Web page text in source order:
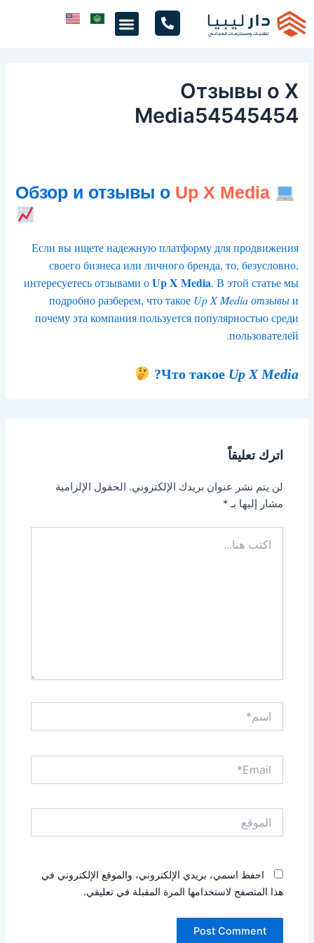
إلى
المحتوى
Menu
Отзывы о X
Media54545454
Обзор и отзывы о Up X Media
Если вы ищете надежную платформу для продвижения
своего бизнеса или личного бренда, то, безусловно,
интересуетесь отзывами оUp X Media. В этой статье мы
подробно разберем, что такое Up X Media отзывыи
почему эта компания пользуется популярностью среди
пользователей.
Что такое Up X Media
?
اترك تعليقاً
لن يتم نشر عنوان بريدك الإلكتروني. الحقول الإلزامية
مشار إليها بـ*
هنا...
احفظ اسمي، بريدي الإلكتروني، والموقع الإلكتروني في
هذا المتصفح لاستخدامها المرة المقبلة في تعليقي.